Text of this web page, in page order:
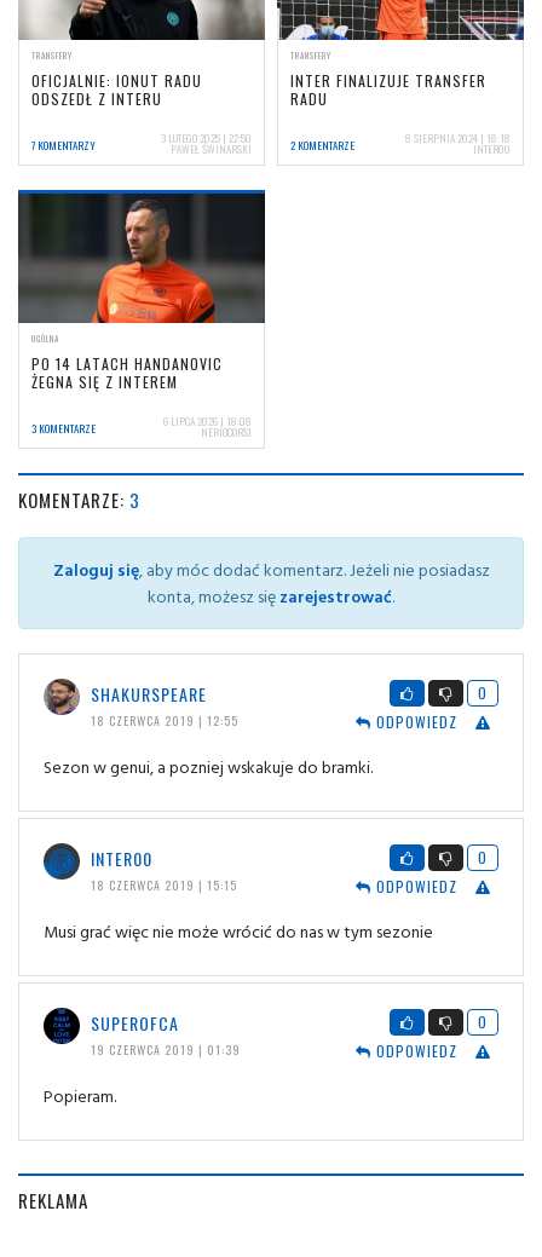
TRANSFERY
OFICJALNIE: IONUT RADU
ODSZEDŁ Z INTERU
7 KOMENTARZY 3 LUTEGO 2025 | 22:50
PAWEŁ ŚWINARSKI
TRANSFERY
INTER FINALIZUJE TRANSFER
RADU
2 KOMENTARZE 8 SIERPNIA 2024 | 18:18
INTER00
OGÓLNA
PO 14 LATACH HANDANOVIC
ŻEGNA SIĘ Z INTEREM
3 KOMENTARZE 6 LIPCA 2026 | 18:08
NERIOCORSI
KOMENTARZE: 3
Zaloguj się, aby móc dodać komentarz. Jeżeli nie posiadasz
konta, możesz sięzarejestrować.
SHAKURSPEARE
18 CZERWCA 2019 | 12:55
0
ODPOWIEDZ
Sezon w genui, a pozniej wskakuje do bramki.
INTER00
18 CZERWCA 2019 | 15:15
0
ODPOWIEDZ
Musi grać więc nie może wrócić do nas w tym sezonie
SUPEROFCA
19 CZERWCA 2019 | 01:39
0
ODPOWIEDZ
Popieram.
REKLAMA